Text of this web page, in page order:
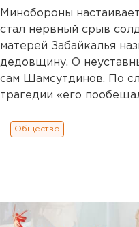
Минобороны
стал нервный срыв
матерей Забайкалья
дедовщину. О
сам Шамсутдинов. По
трагедии «его
Общество